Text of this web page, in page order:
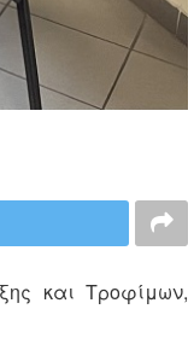
και Τροφίμων,